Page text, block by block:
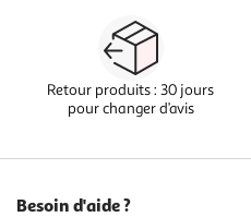
Retour produits : 30 jours
pour changer d’avis
Besoin d'aide ?